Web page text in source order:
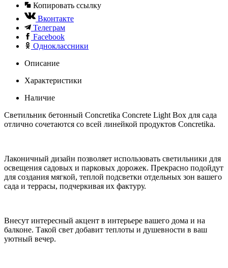
Копировать ссылку
Вконтакте
Телеграм
Facebook
Одноклассники
Описание
Характеристики
Наличие
Светильник бетонный Concretika Concrete Light Box для сада
отлично сочетаются со всей линейкой продуктов Concretika.
Лаконичный дизайн позволяет использовать светильники для
освещения садовых и парковых дорожек. Прекрасно подойдут
для создания мягкой, теплой подсветки отдельных зон вашего
сада и террасы, подчеркивая их фактуру.
Внесут интересный акцент в интерьере вашего дома и на
балконе. Такой свет добавит теплоты и душевности в ваш
уютный вечер.